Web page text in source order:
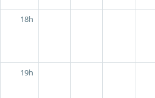
18h
19h